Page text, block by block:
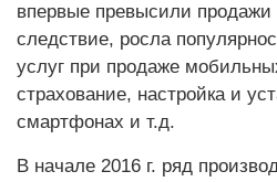
впервые превысили
следствие, росла
услуг при продаже
страхование, настройка и
смартфонах и т.д.
В начале 2016 г. ряд